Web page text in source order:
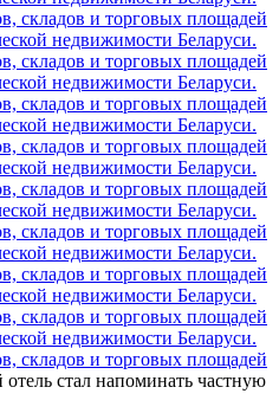
складов и торговых площадей
недвижимости Беларуси.
складов и торговых площадей
недвижимости Беларуси.
складов и торговых площадей
недвижимости Беларуси.
складов и торговых площадей
недвижимости Беларуси.
складов и торговых площадей
недвижимости Беларуси.
складов и торговых площадей
недвижимости Беларуси.
складов и торговых площадей
недвижимости Беларуси.
складов и торговых площадей
недвижимости Беларуси.
складов и торговых площадей
отель стал напоминать частную